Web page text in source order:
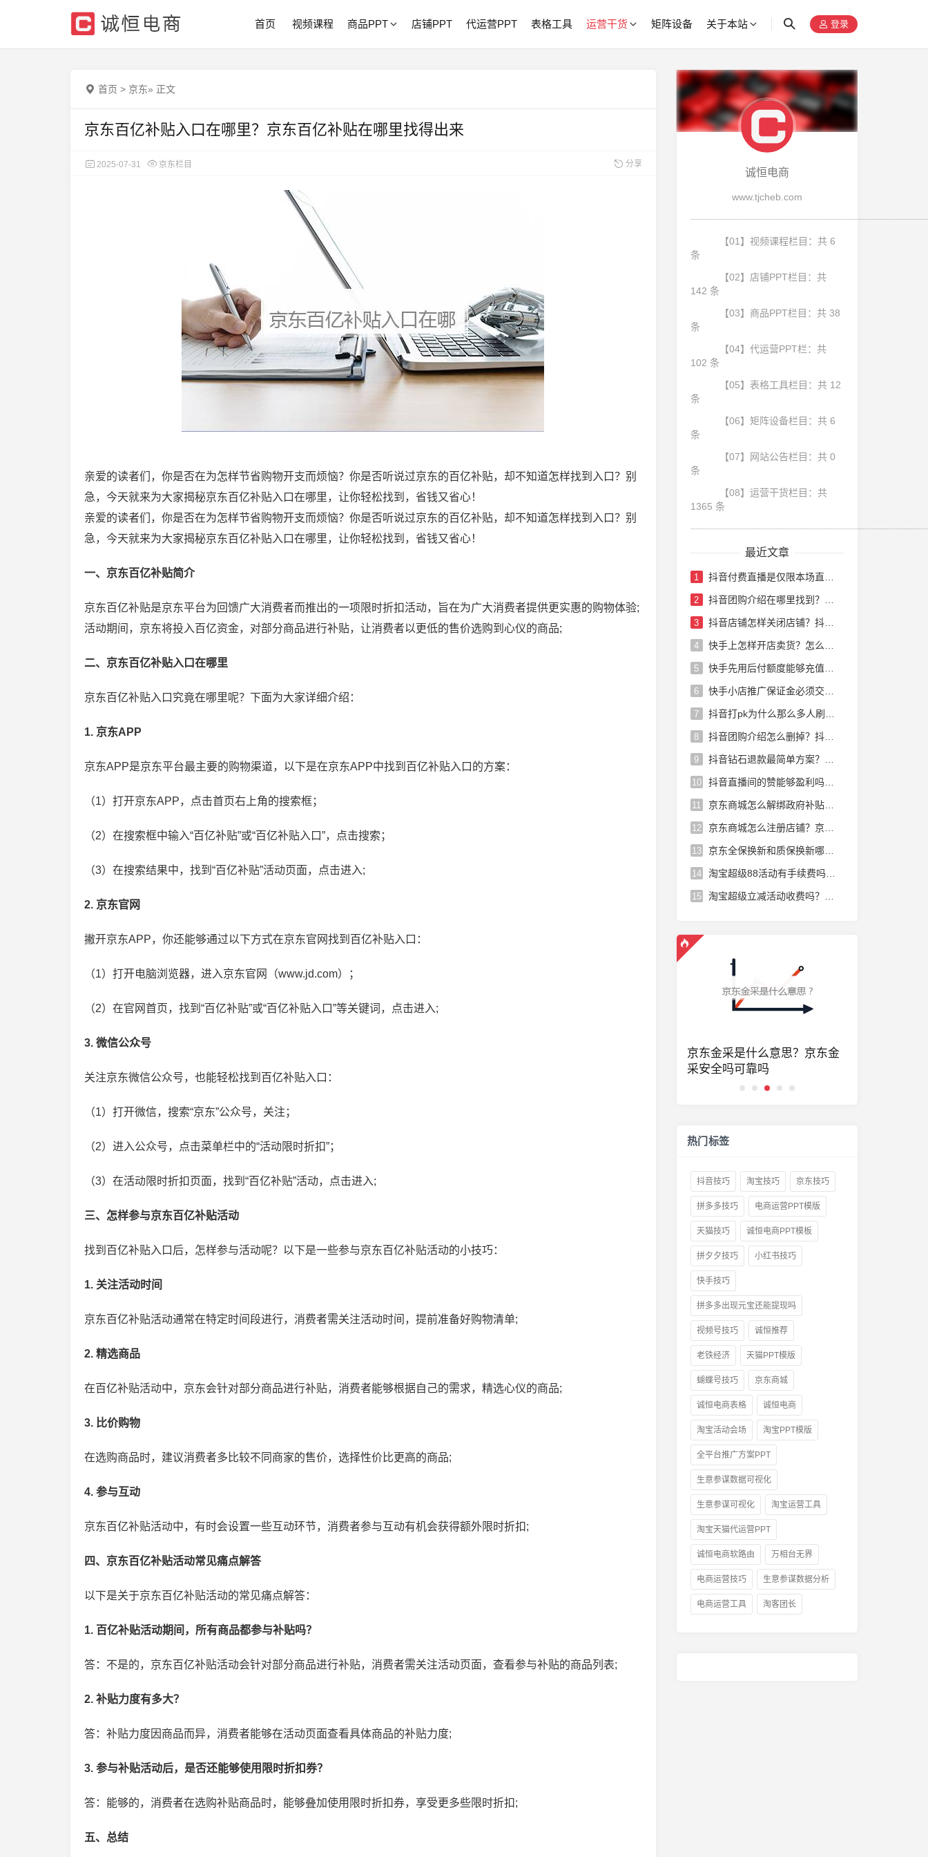
首页 视频课程 商品PPT 店铺PPT 代运营PPT 表格工具 运营干货 矩阵设备 关于本站 登录
首页 > 京东» 正文
京东百亿补贴入口在哪里？京东百亿补贴在哪里找得出来
2025-07-31 京东栏目 分享
亲爱的读者们，你是否在为怎样节省购物开支而烦恼？你是否听说过京东的百亿补贴，却不知道怎样找到入口？别
急，今天就来为大家揭秘京东百亿补贴入口在哪里，让你轻松找到，省钱又省心！
亲爱的读者们，你是否在为怎样节省购物开支而烦恼？你是否听说过京东的百亿补贴，却不知道怎样找到入口？别
急，今天就来为大家揭秘京东百亿补贴入口在哪里，让你轻松找到，省钱又省心！
一、京东百亿补贴简介
京东百亿补贴是京东平台为回馈广大消费者而推出的一项限时折扣活动，旨在为广大消费者提供更实惠的购物体验;
活动期间，京东将投入百亿资金，对部分商品进行补贴，让消费者以更低的售价选购到心仪的商品;
二、京东百亿补贴入口在哪里
京东百亿补贴入口究竟在哪里呢？下面为大家详细介绍：
1. 京东APP
京东APP是京东平台最主要的购物渠道，以下是在京东APP中找到百亿补贴入口的方案：
（1）打开京东APP，点击首页右上角的搜索框；
（2）在搜索框中输入“百亿补贴”或“百亿补贴入口”，点击搜索；
（3）在搜索结果中，找到“百亿补贴”活动页面，点击进入;
2. 京东官网
撇开京东APP，你还能够通过以下方式在京东官网找到百亿补贴入口：
（1）打开电脑浏览器，进入京东官网（www.jd.com）；
（2）在官网首页，找到“百亿补贴”或“百亿补贴入口”等关键词，点击进入;
3. 微信公众号
关注京东微信公众号，也能轻松找到百亿补贴入口：
（1）打开微信，搜索“京东”公众号，关注；
（2）进入公众号，点击菜单栏中的“活动限时折扣”；
（3）在活动限时折扣页面，找到“百亿补贴”活动，点击进入;
三、怎样参与京东百亿补贴活动
找到百亿补贴入口后，怎样参与活动呢？以下是一些参与京东百亿补贴活动的小技巧：
1. 关注活动时间
京东百亿补贴活动通常在特定时间段进行，消费者需关注活动时间，提前准备好购物清单;
2. 精选商品
在百亿补贴活动中，京东会针对部分商品进行补贴，消费者能够根据自己的需求，精选心仪的商品;
3. 比价购物
在选购商品时，建议消费者多比较不同商家的售价，选择性价比更高的商品;
4. 参与互动
京东百亿补贴活动中，有时会设置一些互动环节，消费者参与互动有机会获得额外限时折扣;
四、京东百亿补贴活动常见痛点解答
以下是关于京东百亿补贴活动的常见痛点解答：
1. 百亿补贴活动期间，所有商品都参与补贴吗？
答：不是的，京东百亿补贴活动会针对部分商品进行补贴，消费者需关注活动页面，查看参与补贴的商品列表;
2. 补贴力度有多大？
答：补贴力度因商品而异，消费者能够在活动页面查看具体商品的补贴力度;
3. 参与补贴活动后，是否还能够使用限时折扣券？
答：能够的，消费者在选购补贴商品时，能够叠加使用限时折扣券，享受更多些限时折扣;
五、总结
诚恒电商
www.tjcheb.com
【01】视频课程栏目：共 6
条
【02】店铺PPT栏目：共
142 条
【03】商品PPT栏目：共 38
条
【04】代运营PPT栏：共
102 条
【05】表格工具栏目：共 12
条
【06】矩阵设备栏目：共 6
条
【07】网站公告栏目：共 0
条
【08】运营干货栏目：共
1365 条
最近文章
1
2
3 抖音店铺怎样关闭店铺？抖音店铺怎么运营
4
5
6
7
8 抖音团购介绍怎么删掉？抖音团购消费后的介绍怎么删除
9
10 抖音直播间的赞能够盈利吗？抖音直播的赞能赚钱吗
11 京东商城怎么解绑政府补贴？京东领取的政府补贴怎么解绑
12 京东商城怎么注册店铺？京东商城店铺怎么入驻入驻步骤有哪些
13 京东全保换新和质保换新哪个划算？京东全保换新和全保修哪个好
14 淘宝超级88活动有手续费吗？淘宝超级88会员有用吗
15
客服考试题及答案
加吗？京东plus上限了还能续
费吗
京东金采是什么意思？京东金
采安全吗可靠吗
热门标签
抖音技巧 淘宝技巧 京东技巧
拼多多技巧 电商运营PPT模版
天猫技巧 诚恒电商PPT模板
拼夕夕技巧 小红书技巧
快手技巧
拼多多出现元宝还能提现吗
视频号技巧 诚恒推荐
老铁经济 天猫PPT模版
蝴蝶号技巧 京东商城
诚恒电商表格 诚恒电商
淘宝活动会场 淘宝PPT模版
全平台推广方案PPT
生意参谋数据可视化
生意参谋可视化 淘宝运营工具
淘宝天猫代运营PPT
诚恒电商软路由 万相台无界
电商运营技巧 生意参谋数据分析
电商运营工具 淘客团长